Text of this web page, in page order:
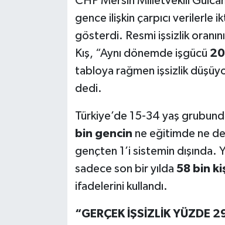
gence ilişkin çarpıcı verilerle
gösterdi. Resmi işsizlik
Kış, “Aynı dönemde işgücü
tabloya rağmen işsizlik
dedi.
Türkiye’de 15-34 yaş
bin gencin ne eğitimde ne
gençten 1’i sistemin dışında.
sadece son bir yılda 58 bin
ifadelerini kullandı.
“GERÇEK İŞSİZLİK YÜZDE